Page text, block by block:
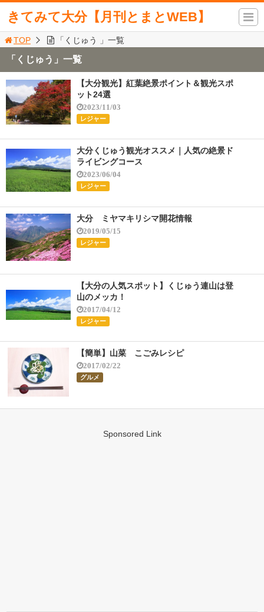
きてみて大分【月刊とまとWEB】
TOP 「くじゅう 」一覧
「くじゅう」一覧
【大分観光】紅葉絶景ポイント＆観光スポ
ット24選
2023/11/03
レジャー
大分くじゅう観光オススメ｜人気の絶景ド
ライビングコース
2023/06/04
レジャー
大分 ミヤマキリシマ開花情報
2019/05/15
レジャー
【大分の人気スポット】くじゅう連山は登
山のメッカ！
2017/04/12
レジャー
【簡単】山菜 こごみレシピ
2017/02/22
グルメ
Sponsored Link